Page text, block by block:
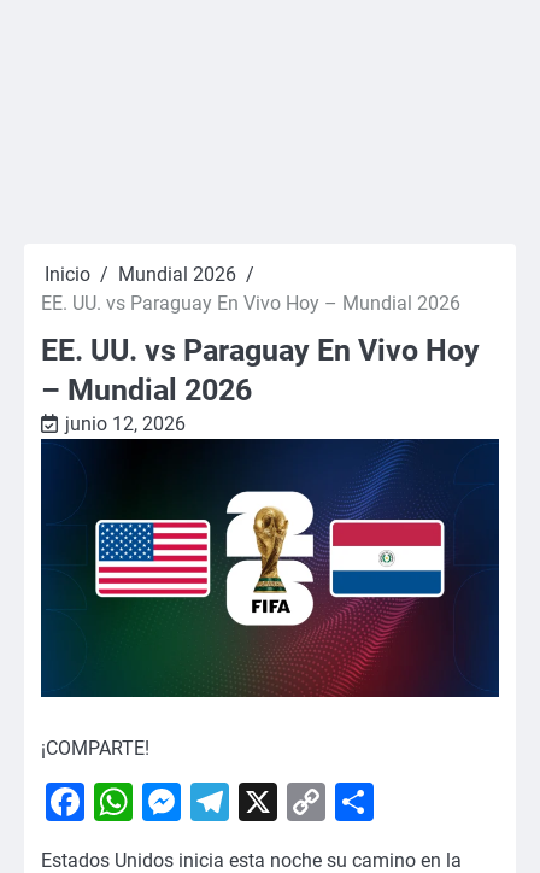
Inicio
Mundial 2026
EE. UU. vs Paraguay En Vivo Hoy – Mundial 2026
EE. UU. vs Paraguay En Vivo Hoy
– Mundial 2026
junio 12, 2026
¡COMPARTE!
Facebook
WhatsApp
Messenger
Telegram
X
Copy
Link
Estados Unidos inicia esta noche su camino en la